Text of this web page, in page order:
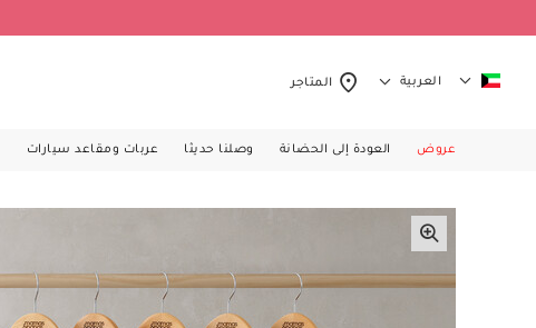
العربية المتاجر
عروض العودة إلى الحضانة وصلنا حديثا عربات ومقاعد سيارات